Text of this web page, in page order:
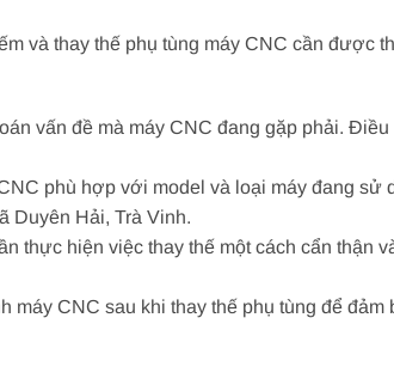
và thay thế phụ tùng máy CNC cần được
vấn đề mà máy CNC đang gặp phải.
phù hợp với model và loại máy đang
Duyên Hải, Trà Vinh.
thực hiện việc thay thế một cách cẩn thận
máy CNC sau khi thay thế phụ tùng để